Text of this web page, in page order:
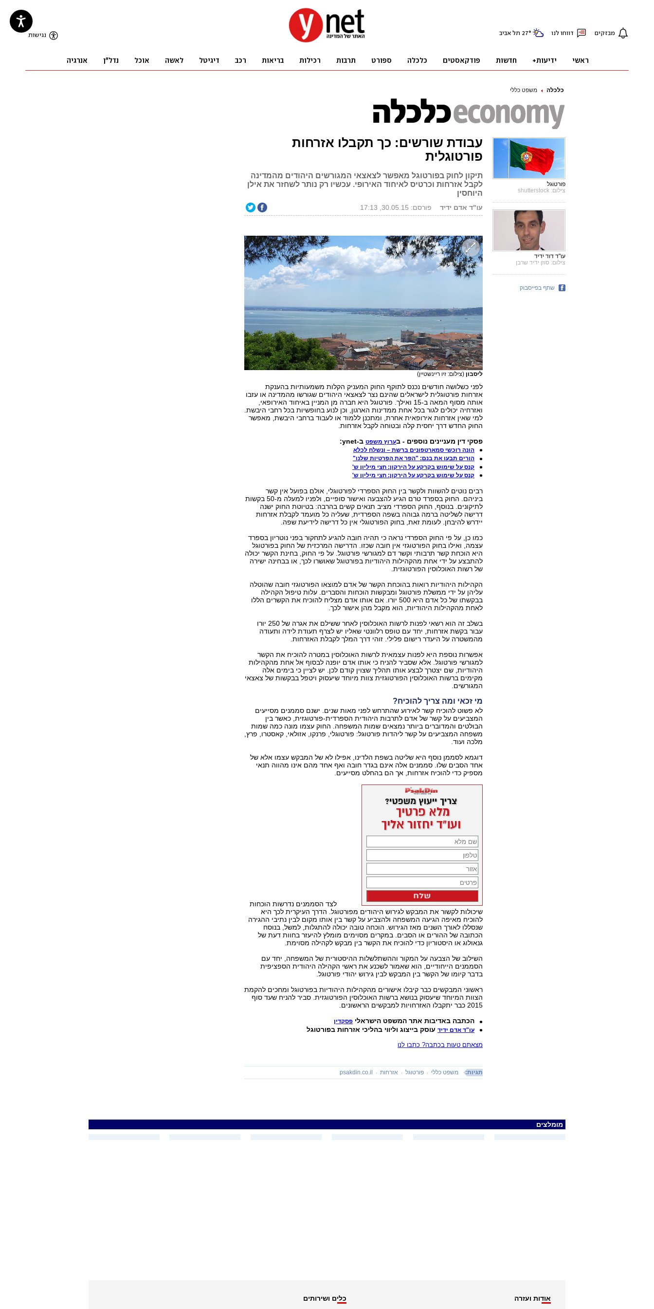
כלכלה משפט כללי
עבודת שורשים: כך תקבלו אזרחות
פורטוגלית
תיקון לחוק בפורטוגל מאפשר לצאצאי המגורשים היהודים מהמדינה
לקבל אזרחות וכרטיס לאיחוד האירופי. עכשיו רק נותר לשחזר את אילן
היוחסין
עו"ד אדם ידיד פורסם: 30.05.15, 17:13
ליסבון (צילום: זיו ריינשטיין)
לפני כשלושה חודשים נכנס לתוקף החוק המעניק הקלות משמעותיות בהענקת
אזרחות פורטוגלית לישראלים שהינם נצר לצאצאי היהודים שגורשו מהמדינה או עזבו
אותה מסוף המאה ב-15 ואילך. פורטוגל היא חברה מן המניין באיחוד האירופאי,
ואזרחיה יכולים לגור בכל אחת ממדינות הארגון, וכן לנוע בחופשיות בכל רחבי היבשת.
למי שאין אזרחות אירופאית אחרת, ומתכנן ללמוד או לעבוד ברחבי היבשת, מאפשר
החוק החדש דרך יחסית קלה ובטוחה לקבל אזרחות.
פסקי דין מעניינים נוספים - בערוץ משפט ב-ynet:
הונה רוכשי סמארטפונים ברשת – ונשלח לכלא
הורים תבעו את בנם: "הפר את הפרטיות שלנו"
קנס על שימוש בקרקע על הירקון: חצי מיליון ש'
קנס על שימוש בקרקע על הירקון: חצי מיליון ש'
רבים נוטים להשוות ולקשר בין החוק הספרדי לפורטוגלי, אולם בפועל אין קשר
ביניהם. החוק בספרד טרם הגיע להצבעה ואישור סופיים, ולפניו למעלה מ-50 בקשות
לתיקונים. בנוסף, החוק הספרדי מציב תנאים קשים בהרבה: בטיוטת החוק ישנה
דרישה לשליטה ברמה גבוהה בשפה הספרדית, שעליה כל מועמד לקבלת אזרחות
יידרש להיבחן. לעומת זאת, בחוק הפורטוגלי אין כל דרישה לידיעת שפה.
כמו כן, על פי החוק הספרדי נראה כי תהיה חובה להגיע לתחקור בפני נוטריון בספרד
עצמה, ואילו בחוק הפורטוגזי אין חובה שכזו. הדרישה המרכזית של החוק בפורטוגל
היא הוכחת קשר תרבותי וקשר דם למגורשי פורטוגל. על פי החוק, בחינת הקשר יכולה
להתבצע על ידי אחת מהקהילות היהודיות בפורטוגל שאושרו לכך, או בבחינה ישירה
של רשות האוכלוסין הפורטוגזית.
הקהילות היהודיות רואות בהוכחת הקשר של אדם למוצאו הפורטוגזי חובה שהוטלה
עליהן על ידי ממשלת פורטוגל ומבקשות הוכחות והסברים. עלות טיפול הקהילה
בבקשתו של כל אדם היא 500 יורו. אם אותו אדם מצליח להוכיח את הקשרים הללו
לאחת מהקהילות היהודיות, הוא מקבל מהן אישור לכך.
בשלב זה הוא רשאי לפנות לרשות האוכלוסין לאחר ששילם את אגרה של 250 יורו
עבור בקשת אזרחות, יחד עם טופס רלוונטי שאליו יש לצרף תעודת לידה ותעודה
מהמשטרה על היעדר רישום פלילי. זוהי דרך המלך לקבלת האזרחות.
אפשרות נוספת היא לפנות עצמאית לרשות האוכלוסין במטרה להוכיח את הקשר
למגורשי פורטוגל. אלא שסביר להניח כי אותו אדם יופנה לבסוף אל אחת מהקהילות
היהודיות, שם יצטרך לבצע אותו תהליך שצוין קודם לכן. יש לציין כי בימים אלה
מקימים ברשות האוכלוסין הפורטוגזית צוות מיוחד שיעסוק ויטפל בבקשות של צאצאי
המגורשים.
מי זכאי ומה צריך להוכיח?
לא פשוט להוכיח קשר לאירוע שהתרחש לפני מאות שנים. ישנם סממנים מסייעים
המצביעים על קשר של אדם לתרבות היהודית הספרדית-פורטוגזית, כאשר בין
הבולטים והמדוברים ביותר נמצאים שמות המשפחה. החוק עצמו מונה כמה שמות
משפחה המצביעים על קשר ליהדות פורטוגל: פורטוגלי, פרנקו, אזולאי, קאסטרו, פרץ,
מלכה ועוד.
דוגמא לסממן נוסף היא שליטה בשפת הלדינו, אפילו לא של המבקש עצמו אלא של
אחד הסבים שלו. סממנים אלה אינם בגדר חובה ואף אחד מהם אינו מהווה תנאי
מספיק כדי להוכיח אזרחות, אך הם בהחלט מסייעים.
לצד הסממנים נדרשות הוכחות
שיכולות לקשור את המבקש לגירוש היהודים מפורטוגל. הדרך העיקרית לכך היא
להוכיח מאיפה הגיעה המשפחה ולהצביע על קשר בין אותו מקום לבין נתיבי ההגירה
שנסללו לאורך השנים מאז הגירוש. הוכחה טובה יכולה להתגלות, למשל, בנוסח
הכתובה של ההורים או הסבים. במקרים מסוימים מומלץ להיעזר בחוות דעת של
גנאולוג או היסטוריון כדי להוכיח את הקשר בין מבקש לקהילה מסוימת.
השילוב של הצבעה על המקור וההשתלשלות ההיסטורית של המשפחה, יחד עם
הסממנים הייחודיים, הוא שאמור לשכנע את ראשי הקהילה היהודית הספציפית
בדבר קיומו של הקשר בין המבקש לבין גירוש יהודי פורטוגל.
ראשוני המבקשים כבר קיבלו אישורים מהקהילות היהודיות בפורטוגל ומחכים להקמת
הצוות המיוחד שיעסוק בנושא ברשות האוכלוסין הפורטוגזית. סביר להניח שעד סוף
2015 כבר יתקבלו האזרחויות למבקשים הראשונים.
הכתבה באדיבות אתר המשפט הישראלי פסקדין
עו"ד אדם ידידעוסק בייצוג וליווי בהליכי אזרחות בפורטוגל
מצאתם טעות בכתבה? כתבו לנו
תגיות: משפט כללי פורטוגל אזרחות psakdin.co.il
פורטוגל
צילום: shutterstock
עו"ד דוד ידיד
צילום: סוזן ידיד שרבן
שתף בפייסבוק
מומלצים
אודות ועזרה כלים ושירותים